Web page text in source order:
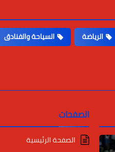
الرياضة السياحة والفنادق
الصفحات
الصفحة الرئيسية